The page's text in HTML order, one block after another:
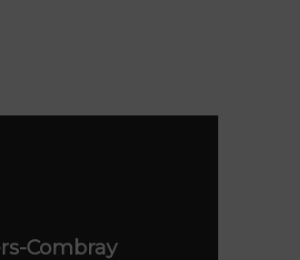
Combray